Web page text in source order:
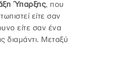
Ύπαρξης, που
είτε σαν
είτε σαν ένα
διαμάντι. Μεταξύ